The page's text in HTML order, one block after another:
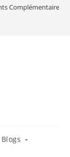
Complémentaires à
Blogs